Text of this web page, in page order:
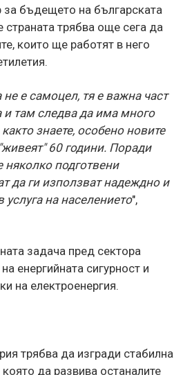
за бъдещето на българската
страната трябва още сега да
които ще работят в него
не е самоцел, тя е важна част
там следва да има много
знаете, особено новите
60 години. Поради
няколко подготвени
да ги използват надеждно и
на населението",
задача пред сектора
енергийната сигурност и
на електроенергия.
трябва да изгради стабилна
да развива останалите